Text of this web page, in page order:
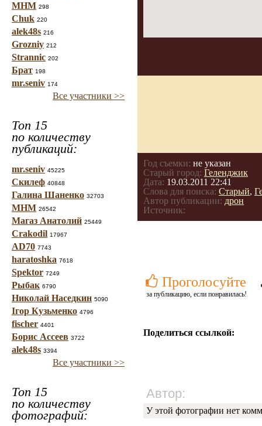
МНМ 298
Chuk 220
alek48s 216
Grozniy 212
Strannic 202
Брат 198
mr.seniv 174
Все участники >>
Топ 15
по количеству
публикаций:
mr.seniv 45225
Скилеф 40848
Галина Шаненко 32703
МНМ 26542
Магаз Анатолий 25449
Crakodil 17967
AD70 7743
haratoshka 7618
Spektor 7249
Рыбак 6790
Николай Наседкин 5090
Ігор Кузьменко 4796
fischer 4401
Борис Ассеев 3722
alek48s 3394
Все участники >>
Топ 15
по количеству
фотографий:
Год съемки: не указан
Старый город: Геленджик
Дата: 19.03.2011 22:41
Слова для поиска: Старый,
Автор публикации: дрон
Источник:
Проголосуйте
за публикацию, если понравилась!
Поделиться ссылкой:
Автор:
У этой фотографии нет